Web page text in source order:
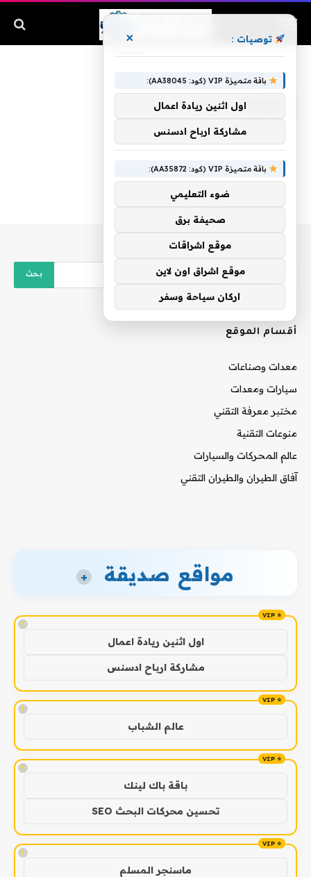
الوتساب
أقسام الموقع
معدات وصناعات
سيارات ومعدات
مختبر معرفة التقني
منوعات التقنية
عالم المحركات والسيارات
آفاق الطيران والطيران التقني
مواقع صديقة +
!
اول اثنين ريادة اعمال
مشاركة ارباح ادسنس
!
عالم الشباب
!
باقة باك لينك
تحسين محركات البحث SEO
!
ماسنجر المسلم
توصيات : ×
باقة متميزة VIP (كود: AA38045):
اول اثنين ريادة اعمال
مشاركة ارباح ادسنس
باقة متميزة VIP (كود: AA35872):
ضوء التعليمي
صحيفة برق
موقع اشراقات
موقع اشراق اون لاين
اركان سياحة وسفر